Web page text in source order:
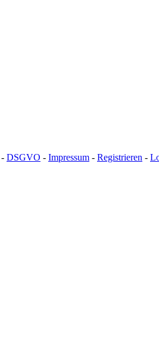
- DSGVO - Impressum - Registrieren -